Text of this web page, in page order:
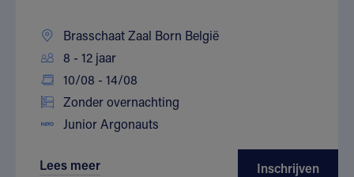
Brasschaat Zaal Born België
8 - 12 jaar
10/08 - 14/08
Zonder overnachting
Junior Argonauts
Lees meer Inschrijven